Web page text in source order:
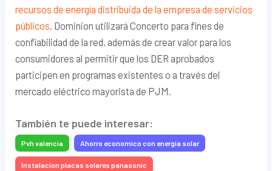
recursos de energía distribuida de la empresa de servicios
públicos. Dominion utilizará Concerto para fines de
confiabilidad de la red, además de crear valor para los
consumidores al permitir que los DER aprobados
participen en programas existentes o a través del
mercado eléctrico mayorista de PJM.
También te puede interesar:
Pvh valencia Ahorro economico con energia solar
Instalacion placas solares panasonic